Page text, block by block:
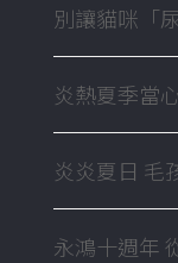
別讓貓咪「
炎熱夏季當
炎炎夏日 毛
永鴻十週年